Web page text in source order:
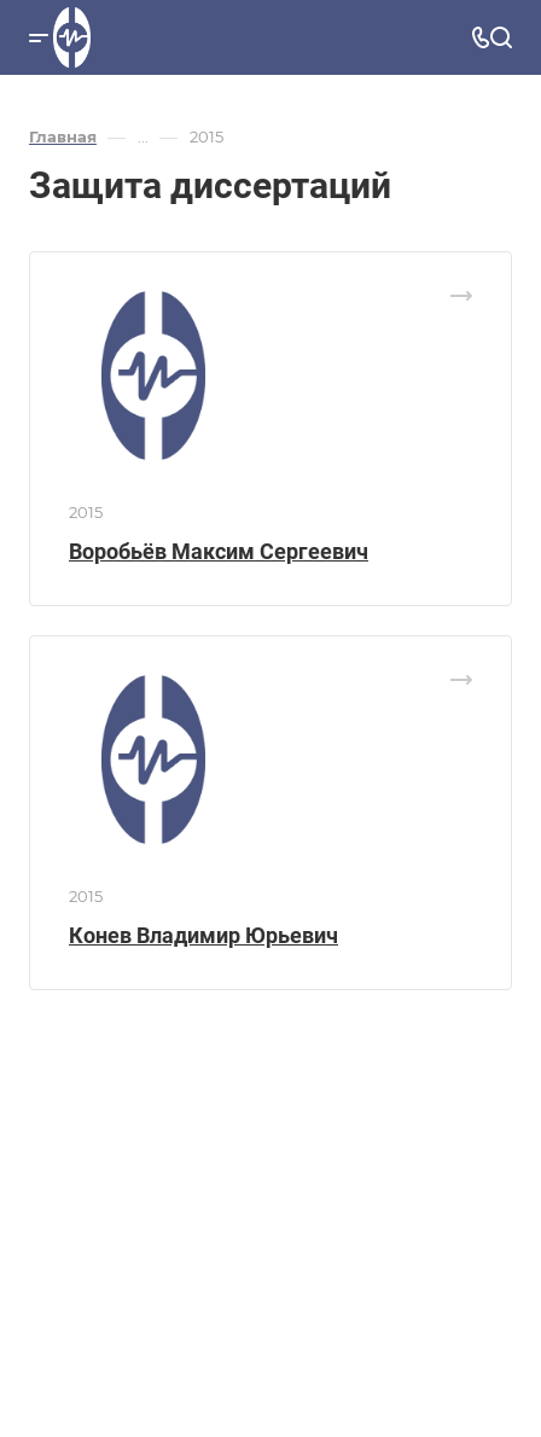
Главная — — 2015
Защита диссертаций
2015
Воробьёв Максим Сергеевич
2015
Конев Владимир Юрьевич